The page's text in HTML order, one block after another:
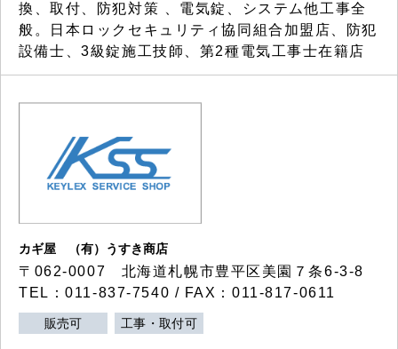
換、取付、防犯対策 、電気錠、システム他工事全
般。日本ロックセキュリティ協同組合加盟店、防犯
設備士、3級錠施工技師、第2種電気工事士在籍店
カギ屋 （有）うすき商店
〒062-0007 北海道札幌市豊平区美園７条6-3-8
TEL：011-837-7540 / FAX：011-817-0611
販売可 工事・取付可